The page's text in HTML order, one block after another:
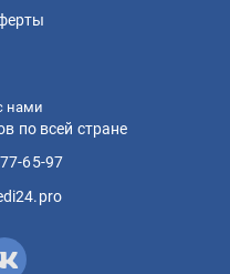
нами
по всей стране
65-97